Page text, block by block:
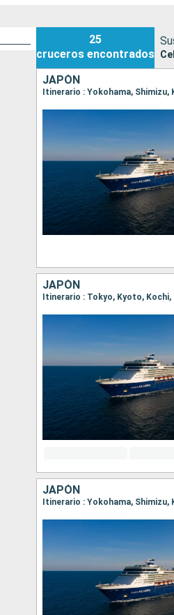
25
cruceros encontrados
JAPÓN
Itinerario : Yokohama,
JAPÓN
Itinerario : Tokyo, Kyoto,
JAPÓN